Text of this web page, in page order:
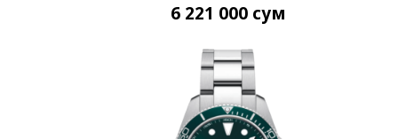
6 221 000 сум